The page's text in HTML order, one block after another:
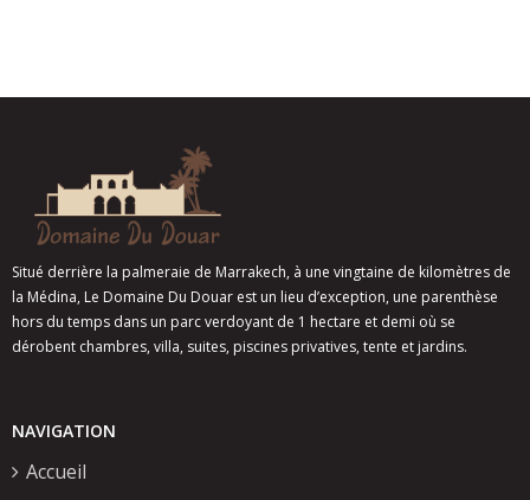
Situé derrière la palmeraie de Marrakech, à une vingtaine de kilomètres de
la Médina, Le Domaine Du Douar est un lieu d’exception, une parenthèse
hors du temps dans un parc verdoyant de 1 hectare et demi où se
dérobent chambres, villa, suites, piscines privatives, tente et jardins.
NAVIGATION
Accueil